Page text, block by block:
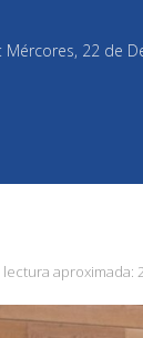
Mércores, 22 de
aproximada: